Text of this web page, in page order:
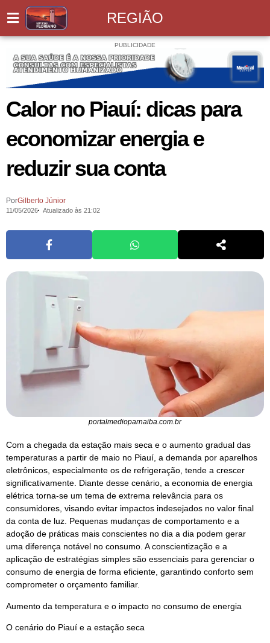
REGIÃO
PUBLICIDADE
Calor no Piauí: dicas para
economizar energia e
reduzir sua conta
PorGilberto Júnior
11/05/2026 Atualizado às 21:02
portalmedioparnaiba.com.br
Com a chegada da estação mais seca e o aumento gradual das
temperaturas a partir de maio no Piauí, a demanda por aparelhos
eletrônicos, especialmente os de refrigeração, tende a crescer
significativamente. Diante desse cenário, a economia de energia
elétrica torna-se um tema de extrema relevância para os
consumidores, visando evitar impactos indesejados no valor final
da conta de luz. Pequenas mudanças de comportamento e a
adoção de práticas mais conscientes no dia a dia podem gerar
uma diferença notável no consumo. A conscientização e a
aplicação de estratégias simples são essenciais para gerenciar o
consumo de energia de forma eficiente, garantindo conforto sem
comprometer o orçamento familiar.
Aumento da temperatura e o impacto no consumo de energia
O cenário do Piauí e a estação seca